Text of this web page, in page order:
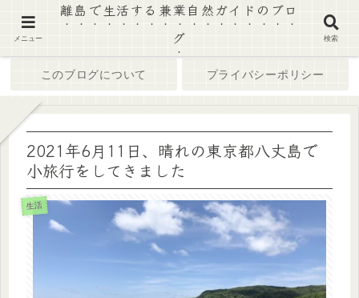
このブログについて プライバシーポリシー
2021年6月11日、晴れの東京都八丈島で
小旅行をしてきました
生活
メニュー
離島で生活する兼業自然ガイドのブロ
グ
検索